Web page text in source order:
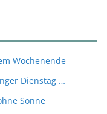
Wochenende
Dienstag …
Sonne